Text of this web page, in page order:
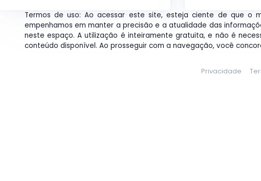
Termos de uso: Ao acessar este site, esteja ciente de que o
empenhamos em manter a precisão e a atualidade das
neste espaço. A utilização é inteiramente gratuita, e não é
conteúdo disponível. Ao prosseguir com a navegação, você
Privacidade